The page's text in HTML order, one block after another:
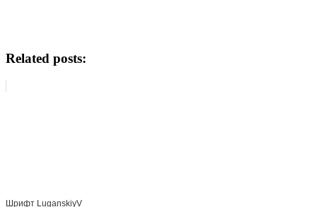
Related posts:
Шрифт LuganskiyV